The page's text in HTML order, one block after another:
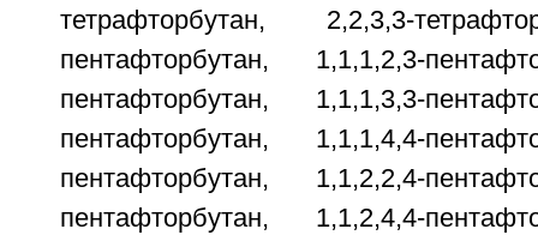
тетрафторбутан, 2,2,3,3-
пентафторбутан, 1,1,1,2,3-
пентафторбутан, 1,1,1,3,3-
пентафторбутан, 1,1,1,4,4-
пентафторбутан, 1,1,2,2,4-
пентафторбутан, 1,1,2,4,4-